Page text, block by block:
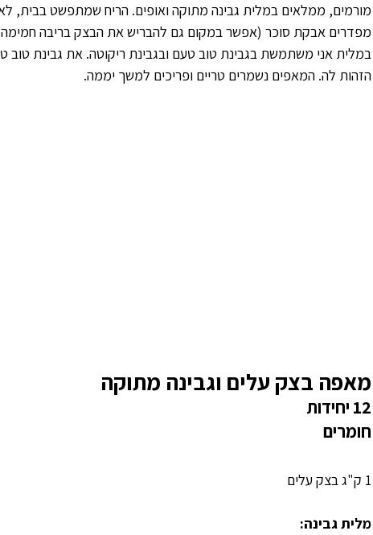
מורמים, ממלאים במלית גבינה מתוקה ואופים. הריח שמתפשט בבית,
מפדרים אבקת סוכר (אפשר במקום גם להבריש את הבצק בריבה חמימה
במלית אני משתמשת בגבינת טוב טעם ובגבינת ריקוטה. את גבינת טוב
הזהות לה. המאפים נשמרים טריים ופריכים למשך יממה.
מאפה בצק עלים וגבינה מתוקה
12 יחידות
חומרים
1 ק"ג בצק עלים
מלית גבינה: